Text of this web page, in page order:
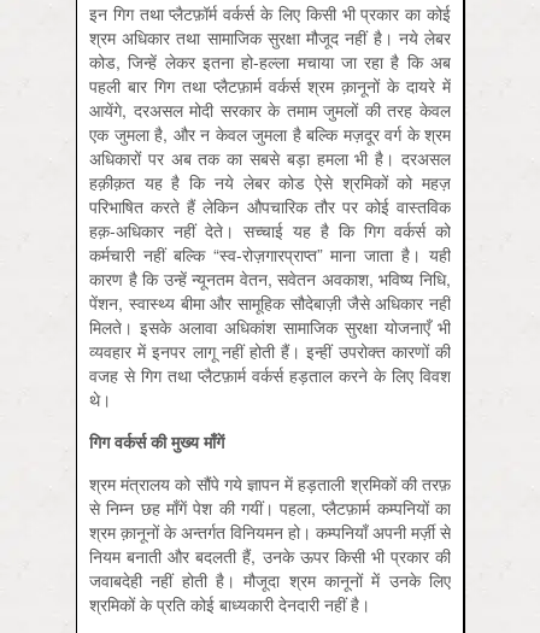
इन गिग तथा प्लैटफ़ॉर्म वर्कर्स के लिए किसी भी प्रकार का कोई
श्रम अधिकार तथा सामाजिक सुरक्षा मौजूद नहीं है। नये लेबर
कोड, जिन्हें लेकर इतना हो-हल्ला मचाया जा रहा है कि अब
पहली बार गिग तथा प्लैटफ़ार्म वर्कर्स श्रम क़ानूनों के दायरे में
आयेंगे, दरअसल मोदी सरकार के तमाम जुमलों की तरह केवल
एक जुमला है, और न केवल जुमला है बल्कि मज़दूर वर्ग के श्रम
अधिकारों पर अब तक का सबसे बड़ा हमला भी है। दरअसल
हक़ीक़त यह है कि नये लेबर कोड ऐसे श्रमिकों को महज़
परिभाषित करते हैं लेकिन औपचारिक तौर पर कोई वास्तविक
हक़-अधिकार नहीं देते। सच्चाई यह है कि गिग वर्कर्स को
कर्मचारी नहीं बल्कि “स्व-रोज़गारप्राप्त” माना जाता है। यही
कारण है कि उन्हें न्यूनतम वेतन, सवेतन अवकाश, भविष्य निधि,
पेंशन, स्वास्थ्य बीमा और सामूहिक सौदेबाज़ी जैसे अधिकार नहीं
मिलते। इसके अलावा अधिकांश सामाजिक सुरक्षा योजनाएँ भी
व्यवहार में इनपर लागू नहीं होती हैं। इन्हीं उपरोक्त कारणों की
वजह से गिग तथा प्लैटफ़ार्म वर्कर्स हड़ताल करने के लिए विवश
थे।
गिग वर्कर्स की मुख्य माँगें
श्रम मंत्रालय को सौंपे गये ज्ञापन में हड़ताली श्रमिकों की तरफ़
से निम्न छह माँगें पेश की गयीं। पहला, प्लैटफ़ार्म कम्पनियों का
श्रम क़ानूनों के अन्तर्गत विनियमन हो। कम्पनियाँ अपनी मर्ज़ी से
नियम बनाती और बदलती हैं, उनके ऊपर किसी भी प्रकार की
जवाबदेही नहीं होती है। मौजूदा श्रम कानूनों में उनके लिए
श्रमिकों के प्रति कोई बाध्यकारी देनदारी नहीं है।